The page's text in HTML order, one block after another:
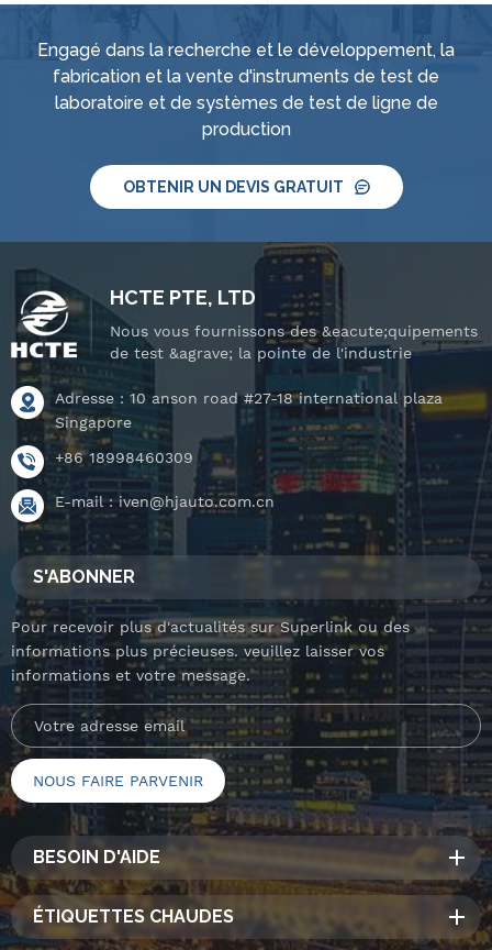
Engagé dans la recherche et le développement, la
fabrication et la vente d'instruments de test de
laboratoire et de systèmes de test de ligne de
production
OBTENIR UN DEVIS GRATUIT
HCTE PTE, LTD
Nous vous fournissons des &eacute;quipements
de test &agrave; la pointe de l'industrie
Adresse : 10 anson road #27-18 international plaza
Singapore
+86 18998460309
E-mail :iven@hjauto.com.cn
S'ABONNER
Pour recevoir plus d'actualités sur Superlink ou des
informations plus précieuses. veuillez laisser vos
informations et votre message.
BESOIN D'AIDE
ÉTIQUETTES CHAUDES